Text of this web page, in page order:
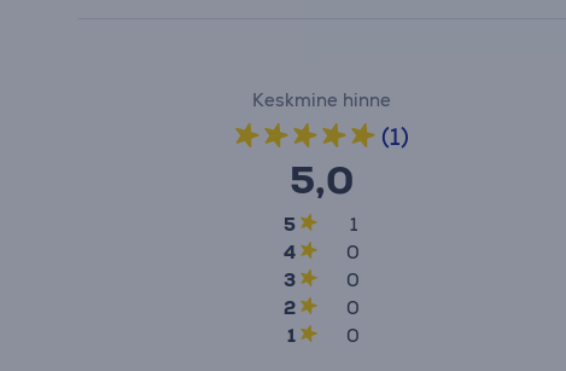
Keskmine hinne
(1)
5,0
5
1
4
0
3
0
2
0
1
0